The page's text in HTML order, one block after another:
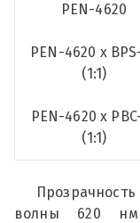
PEN-4620
PEN-4620 x
(1:1)
PEN-4620 x
(1:1)
волны 620